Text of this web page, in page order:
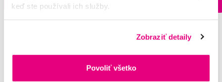
keď ste používali ich služby.
Zobraziť detaily
Povoliť všetko
Ihneď v3 prodejnách
Potřebujete poradit?